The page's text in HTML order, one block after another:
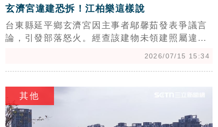
玄濟宮違建恐拆！江柏樂這樣說
台東縣延平鄉玄濟宮因主事者鄔馨茹發表爭議言
論，引發部落怒火。經查該建物未領建照屬違
照，政府基於公共安全拆除實屬合理。該土地屬
於原住民保留地，轉讓條件嚴格，在地價方面，
市區土地每坪約1.5萬元，此事件凸顯違建與土地
2026/07/15 15:34
其他